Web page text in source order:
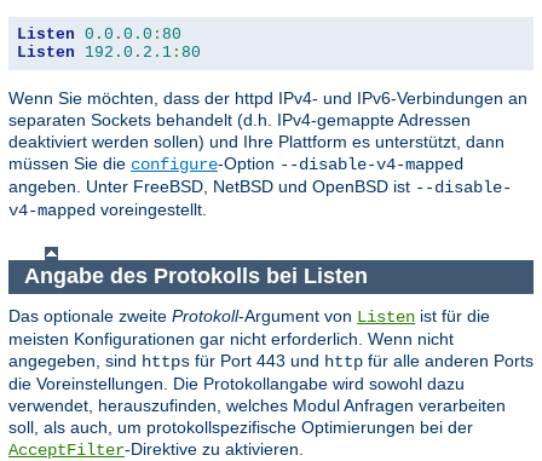
Listen 0.0 . 0.0 : 80
Listen
192.0 . 2.1 : 80
Wenn Sie möchten, dass der httpd IPv4- und IPv6-Verbindungen an
separaten Sockets behandelt (d.h. IPv4-gemappte Adressen
deaktiviert werden sollen) und Ihre Plattform es unterstützt, dann
müssen Sie die configure-Option --disable-v4-mapped
angeben. Unter FreeBSD, NetBSD und OpenBSD ist --disable-
v4-mapped voreingestellt.
Angabe des Protokolls bei Listen
Das optionale zweite Protokoll-Argument von Listen ist für die
meisten Konfigurationen gar nicht erforderlich. Wenn nicht
angegeben, sind https für Port 443 und http für alle anderen Ports
die Voreinstellungen. Die Protokollangabe wird sowohl dazu
verwendet, herauszufinden, welches Modul Anfragen verarbeiten
soll, als auch, um protokollspezifische Optimierungen bei der
AcceptFilter-Direktive zu aktivieren.